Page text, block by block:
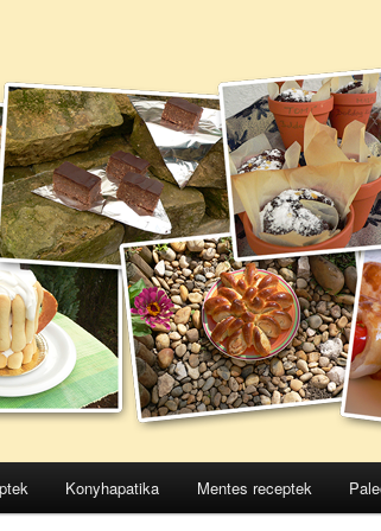
Konyhapatika Mentes receptek